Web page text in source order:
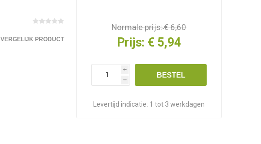
VERGELIJK PRODUCT
Normale prijs:€ 6,60
Prijs: € 5,94
i
h
BESTEL
Levertijd indicatie: 1 tot 3 werkdagen